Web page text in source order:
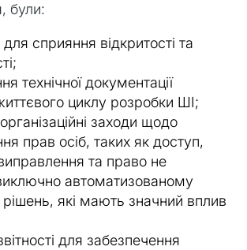
були:
для сприяння відкритості та
технічної документації
циклу розробки ШІ;
організаційні заходи щодо
прав осіб, таких як доступ,
та право не
автоматизованому
які мають значний вплив
для забезпечення